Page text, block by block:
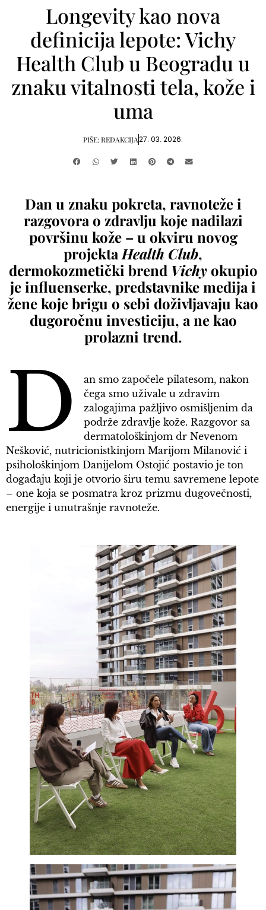
Longevity kao nova
definicija lepote: Vichy
Health Club u Beogradu u
znaku vitalnosti tela, kože i
uma
PIŠE:REDAKCIJA27. 03. 2026.
Dan u znaku pokreta, ravnoteže i
razgovora o zdravlju koje nadilazi
površinu kože – u okviru novog
projekta Health Club,
dermokozmetički brend Vichy okupio
je influenserke, predstavnike medija i
žene koje brigu o sebi doživljavaju kao
dugoročnu investiciju, a ne kao
prolazni trend.
D
an smo započele pilatesom, nakon
čega smo uživale u zdravim
zalogajima pažljivo osmišljenim da
podrže zdravlje kože. Razgovor sa
dermatološkinjom dr Nevenom
Nešković, nutricionistkinjom Marijom Milanović i
psihološkinjom Danijelom Ostojić postavio je ton
događaju koji je otvorio širu temu savremene lepote
– one koja se posmatra kroz prizmu dugovečnosti,
energije i unutrašnje ravnoteže.